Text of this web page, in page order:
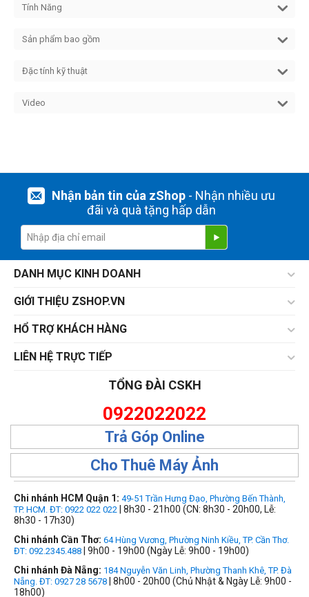
Tính Năng
Sản phẩm bao gồm
Đặc tính kỹ thuật
Video
Nhận bản tin của zShop- Nhận nhiều ưu
đãi và quà tặng hấp dẫn
DANH MỤC KINH DOANH
GIỚI THIỆU ZSHOP.VN
HỔ TRỢ KHÁCH HÀNG
LIÊN HỆ TRỰC TIẾP
TỔNG ĐÀI CSKH
0922022022
Trả Góp Online
Cho Thuê Máy Ảnh
Chi nhánh HCM Quận 1: 49-51 Trần Hưng Đạo, Phường Bến Thành,
TP. HCM. ĐT: 0922 022 022 | 8h30 - 21h00 (CN: 8h30 - 20h00, Lễ:
8h30 - 17h30)
Chi nhánh Cần Thơ: 64 Hùng Vương, Phường Ninh Kiều, TP. Cần Thơ.
ĐT: 092.2345.488 | 9h00 - 19h00 (Ngày Lễ: 9h00 - 19h00)
Chi nhánh Đà Nẵng: 184 Nguyễn Văn Linh, Phường Thanh Khê, TP. Đà
Nẵng. ĐT: 0927 28 5678 | 8h00 - 20h00 (Chủ Nhật & Ngày Lễ: 9h00 -
18h00)